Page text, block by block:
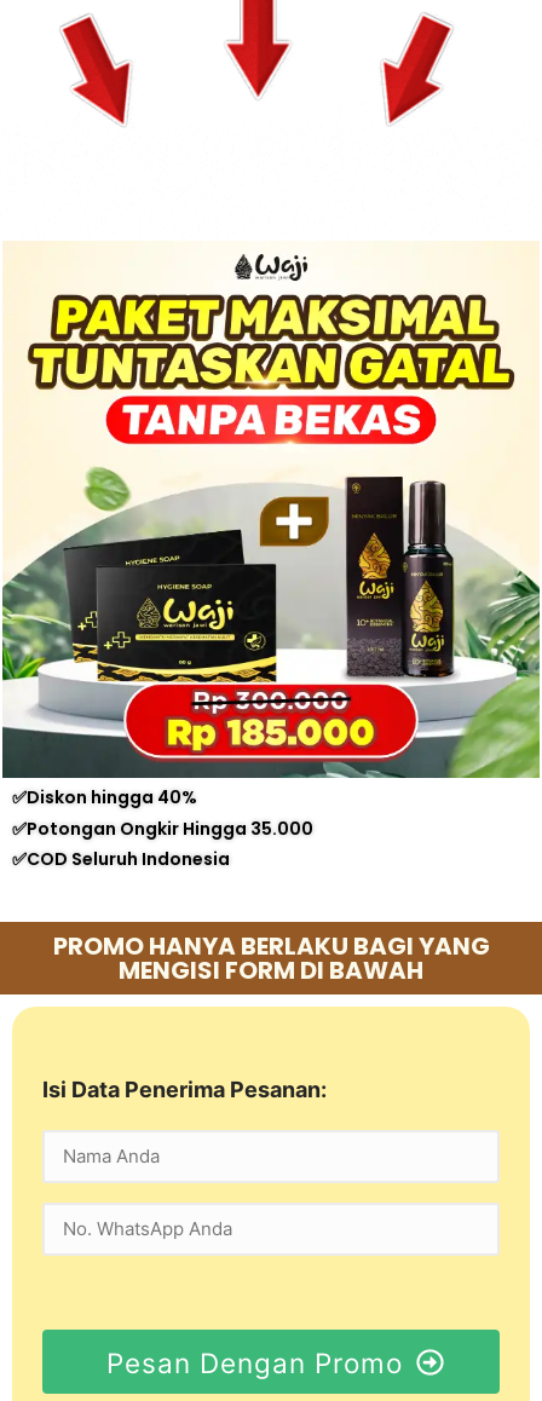
✅Diskon hingga 40%
✅Potongan Ongkir Hingga 35.000
✅COD Seluruh Indonesia
PROMO HANYA BERLAKU BAGI YANG
MENGISI FORM DI BAWAH
Isi Data Penerima Pesanan:
Pesan Dengan Promo